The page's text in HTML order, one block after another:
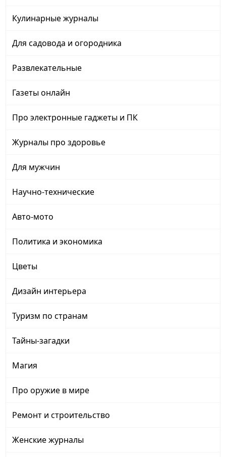
Кулинарные журналы
Для садовода и огородника
Развлекательные
Газеты онлайн
Про электронные гаджеты и ПК
Журналы про здоровье
Для мужчин
Научно-технические
Авто-мото
Политика и экономика
Цветы
Дизайн интерьера
Туризм по странам
Тайны-загадки
Магия
Про оружие в мире
Ремонт и строительство
Женские журналы